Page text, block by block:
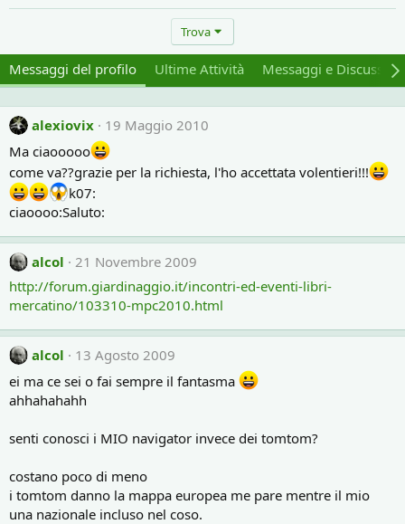
Trova
Messaggi del profilo Ultime Attività Messaggi e
alexiovix
19 Maggio 2010
Ma ciaooooo
come va??grazie per la richiesta, l'ho accettata volentieri!!!
k07:
ciaoooo:Saluto:
alcol
21 Novembre 2009
http://forum.giardinaggio.it/incontri-ed-eventi-libri-
mercatino/103310-mpc2010.html
alcol
13 Agosto 2009
ei ma ce sei o fai sempre il fantasma
ahhahahahh
senti conosci i MIO navigator invece dei tomtom?
costano poco di meno
i tomtom danno la mappa europea me pare mentre il mio
una nazionale incluso nel coso.